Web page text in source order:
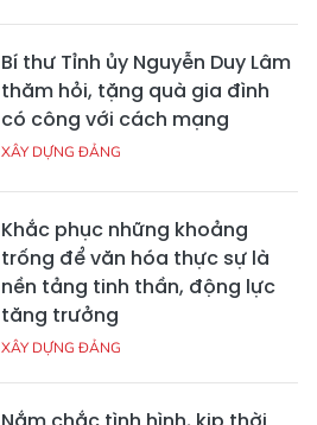
Bí thư Tỉnh ủy Nguyễn Duy Lâm
thăm hỏi, tặng quà gia đình
có công với cách mạng
XÂY DỰNG ĐẢNG
Khắc phục những khoảng
trống để văn hóa thực sự là
nền tảng tinh thần, động lực
tăng trưởng
XÂY DỰNG ĐẢNG